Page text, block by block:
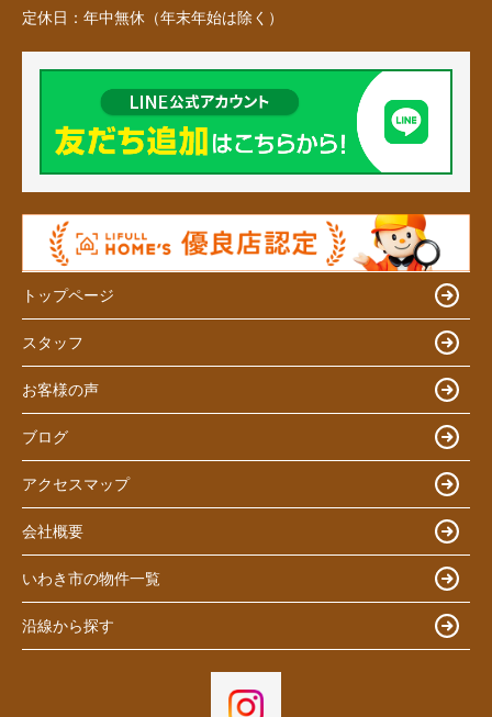
定休日： 年中無休（年末年始は除く）
トップページ
スタッフ
お客様の声
ブログ
アクセスマップ
会社概要
いわき市の物件一覧
沿線から探す